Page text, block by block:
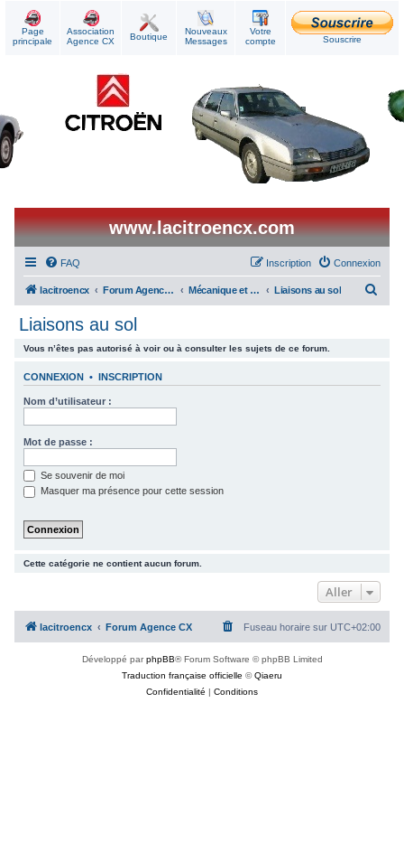
Page
principale
Association
Agence CX
Boutique
Nouveaux
Messages
Votre
compte
Souscrire
www.lacitroencx.com
FAQ Connexion
Inscription
lacitroencx Forum Agence CX Mécanique et Réparations Liaisons au sol
Liaisons au sol
Vous n’êtes pas autorisé à voir ou à consulter les sujets de ce forum.
CONNEXION • INSCRIPTION
Nom d’utilisateur :
Mot de passe :
Se souvenir de moi
Masquer ma présence pour cette session
Cette catégorie ne contient aucun forum.
Aller
lacitroencx Forum Agence CX Fuseau horaire sur UTC+02:00
Développé parphpBB® Forum Software © phpBB Limited
Traduction française officielle ©Qiaeru
Confidentialité | Conditions